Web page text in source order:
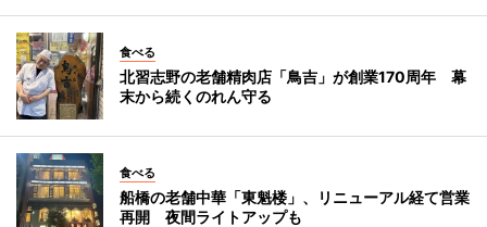
食べる
北習志野の老舗精肉店「鳥吉」が創業170周年 幕
末から続くのれん守る
食べる
船橋の老舗中華「東魁楼」、リニューアル経て営業
再開 夜間ライトアップも